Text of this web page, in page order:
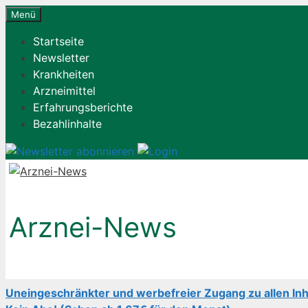
Zum
springen
Menü
Startseite
Newsletter
Krankheiten
Arzneimittel
Erfahrungsberichte
Bezahlinhalte
Arznei-News
Uneingeschränkter und werbefreier Zugang zu allen